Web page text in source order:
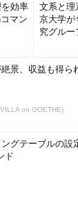
効率
マン
文系と
京大学が
究グルー
景、収益も得ら
on GOETHE)
グテーブルの設
ド